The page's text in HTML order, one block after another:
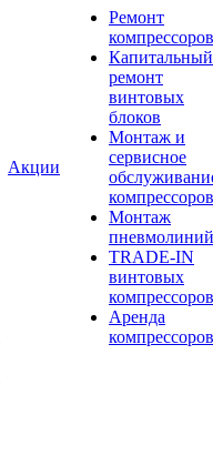
Акции
Ремонт
компрессоров
Капитальный
ремонт
винтовых
блоков
Монтаж и
сервисное
компрессоров
Монтаж
пневмолиний
TRADE-IN
винтовых
компрессоров
Аренда
компрессоров